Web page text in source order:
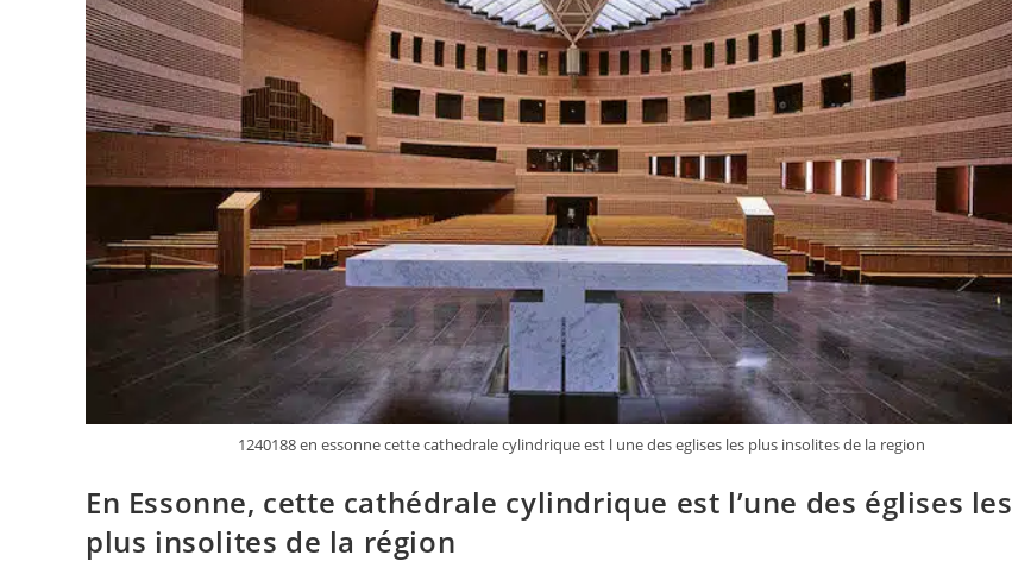
1240188 en essonne cette cathedrale cylindrique est l une des eglises les plus insolites de la region
En Essonne, cette cathédrale cylindrique est l’une des églises les
plus insolites de la région